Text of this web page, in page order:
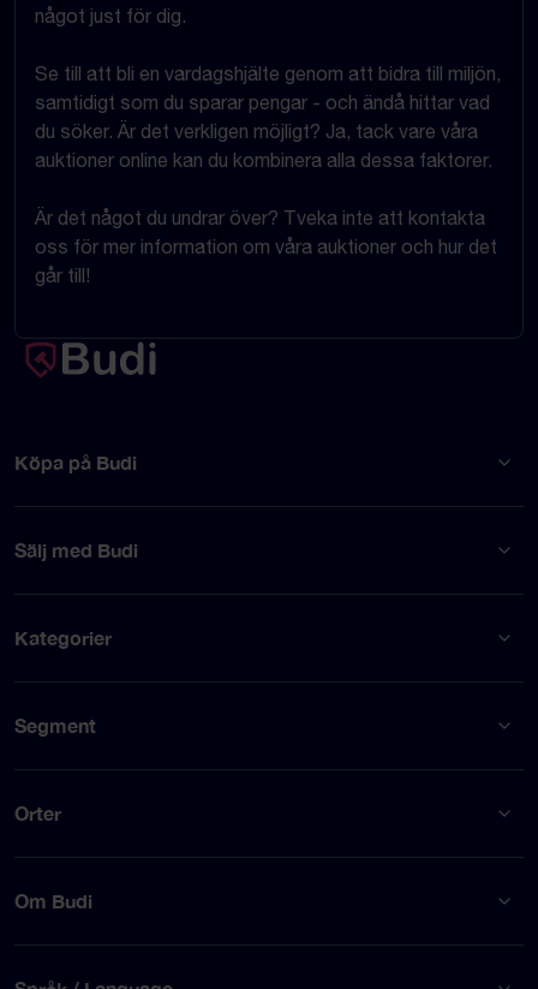
något just för dig.
Se till att bli en vardagshjälte genom att bidra till miljön,
samtidigt som du sparar pengar - och ändå hittar vad
du söker. Är det verkligen möjligt? Ja, tack vare våra
auktioner online kan du kombinera alla dessa faktorer.
Är det något du undrar över? Tveka inte att kontakta
oss för mer information om våra auktioner och hur det
går till!
Köpa på Budi
Sälj med Budi
Kategorier
Segment
Orter
Om Budi